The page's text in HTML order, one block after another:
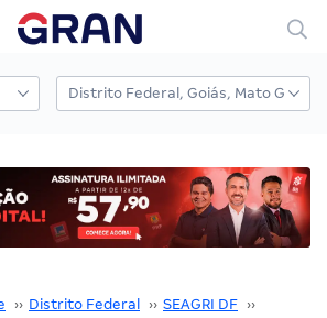
›› Distrito Federal ›› SEAGRI DF ››